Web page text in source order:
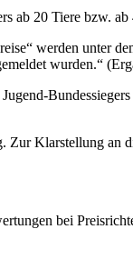
ab 20 Tiere bzw.
werden unter
wurden.“
Zur Klarstellung an
bei